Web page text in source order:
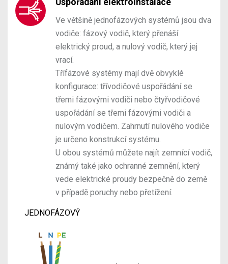
Ve většině jednofázových systémů jsou dva
vodiče: fázový vodič, který přenáší
elektrický proud, a nulový vodič, který jej
vrací.
Třífázové systémy mají dvě obvyklé
konfigurace: třívodičové uspořádání se
třemi fázovými vodiči nebo čtyřvodičové
uspořádání se třemi fázovými vodiči a
nulovým vodičem. Zahrnutí nulového vodiče
je určeno konstrukcí systému.
U obou systémů můžete najít zemnící vodič,
známý také jako ochranné zemnění, který
vede elektrické proudy bezpečně do země
v případě poruchy nebo přetížení.
JEDNOFÁZOVÝ